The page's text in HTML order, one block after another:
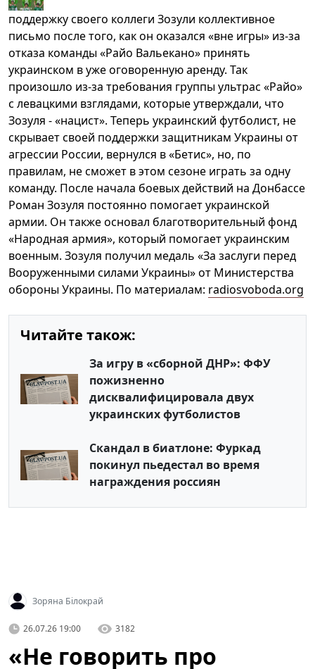
поддержку своего коллеги Зозули коллективное
письмо после того, как он оказался «вне игры» из-за
отказа команды «Райо Вальекано» принять
украинском в уже оговоренную аренду. Так
произошло из-за требования группы ультрас «Райо»
с левацкими взглядами, которые утверждали, что
Зозуля - «нацист». Теперь украинский футболист, не
скрывает своей поддержки защитникам Украины от
агрессии России, вернулся в «Бетис», но, по
правилам, не сможет в этом сезоне играть за одну
команду. После начала боевых действий на Донбассе
Роман Зозуля постоянно помогает украинской
армии. Он также основал благотворительный фонд
«Народная армия», который помогает украинским
военным. Зозуля получил медаль «За заслуги перед
Вооруженными силами Украины» от Министерства
обороны Украины. По материалам: radiosvoboda.org
Читайте також:
За игру в «сборной ДНР»: ФФУ
пожизненно
дисквалифицировала двух
украинских футболистов
Скандал в биатлоне: Фуркад
покинул пьедестал во время
награждения россиян
Зоряна Білокрай
26.07.26 19:00 3182
«Не говорить про